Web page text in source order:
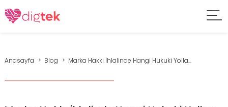
Anasayfa Blog Marka Hakkı İhlalinde Hangi Hukuki Yolla...